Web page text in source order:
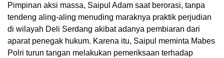
Pimpinan aksi massa, Saipul Adam saat berorasi, tanpa
tendeng aling-aling menuding maraknya praktik perjudian
di wilayah Deli Serdang akibat adanya pembiaran dari
aparat penegak hukum. Karena itu, Saipul meminta Mabes
Polri turun tangan melakukan pemeriksaan terhadap